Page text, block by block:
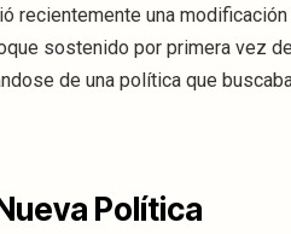
recientemente una
sostenido por primera vez
de una política que
Política